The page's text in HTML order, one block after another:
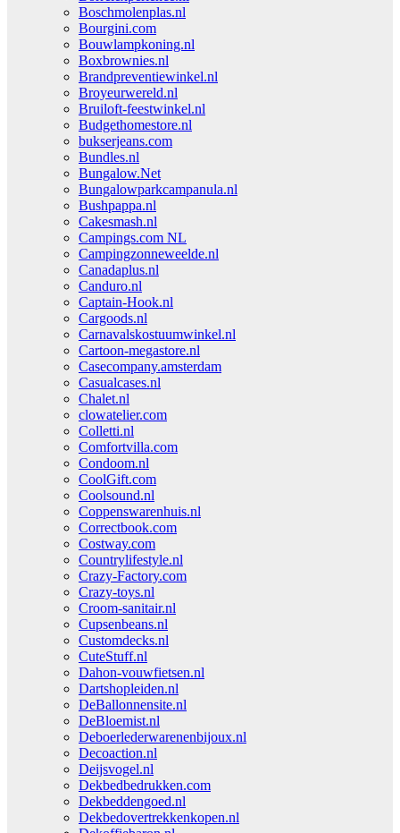
Boschmolenplas.nl
Bourgini.com
Bouwlampkoning.nl
Boxbrownies.nl
Brandpreventiewinkel.nl
Broyeurwereld.nl
Bruiloft-feestwinkel.nl
Budgethomestore.nl
bukserjeans.com
Bundles.nl
Bungalow.Net
Bungalowparkcampanula.nl
Bushpappa.nl
Cakesmash.nl
Campings.com NL
Campingzonneweelde.nl
Canadaplus.nl
Canduro.nl
Captain-Hook.nl
Cargoods.nl
Carnavalskostuumwinkel.nl
Cartoon-megastore.nl
Casecompany.amsterdam
Casualcases.nl
Chalet.nl
clowatelier.com
Colletti.nl
Comfortvilla.com
Condoom.nl
CoolGift.com
Coolsound.nl
Coppenswarenhuis.nl
Correctbook.com
Costway.com
Countrylifestyle.nl
Crazy-Factory.com
Crazy-toys.nl
Croom-sanitair.nl
Cupsenbeans.nl
Customdecks.nl
CuteStuff.nl
Dahon-vouwfietsen.nl
Dartshopleiden.nl
DeBallonnensite.nl
DeBloemist.nl
Deboerlederwarenenbijoux.nl
Decoaction.nl
Deijsvogel.nl
Dekbedbedrukken.com
Dekbeddengoed.nl
Dekbedovertrekkenkopen.nl